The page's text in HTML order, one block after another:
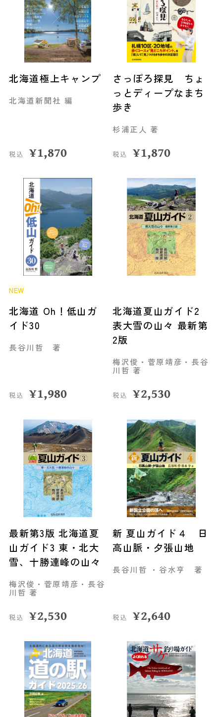
北海道極上キャンプ
北海道新聞社 編
税込 ¥1,870
さっぽろ探見 ちょ
っとディープなまち
歩き
杉浦正人 著
税込 ¥1,870
NEW
北海道 Oh！低山ガ
イド30
長谷川哲 著
税込 ¥1,980
北海道夏山ガイド2
表大雪の山々 最新第
2版
梅沢俊・菅原靖彦・長谷
川哲 著
税込 ¥2,530
最新第3版 北海道夏
山ガイド3 東・北大
雪、十勝連峰の山々
梅沢俊・菅原靖彦・長谷
川哲 著
税込 ¥2,530
新 夏山ガイド４ 日
高山脈・夕張山地
長谷川哲 ・谷水亨 著
税込 ¥2,640